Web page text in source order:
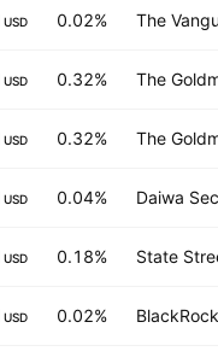
USD 0.02% The
USD 0.32% The
USD 0.32% The
USD 0.04% Daiwa
USD 0.18% State
USD 0.02%